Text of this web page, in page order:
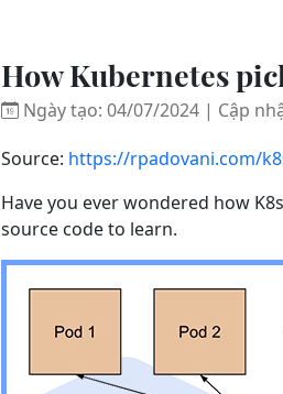
How Kubernetes
Ngày tạo: 04/07/2024 | Cập
Source: https://rpadovani.com/
Have you ever wondered how
source code to learn.